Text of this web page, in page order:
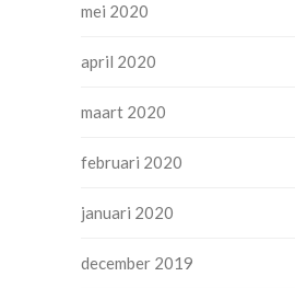
mei 2020
april 2020
maart 2020
februari 2020
januari 2020
december 2019